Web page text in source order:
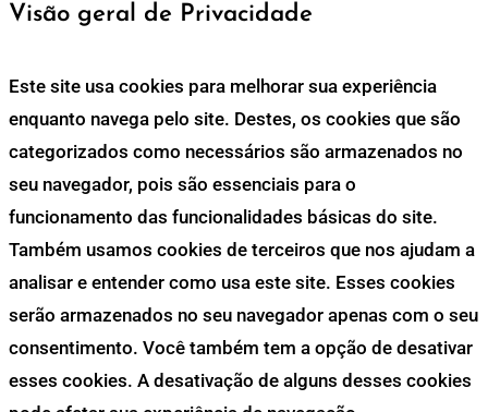
Visão geral de Privacidade
Este site usa cookies para melhorar sua experiência
enquanto navega pelo site. Destes, os cookies que são
categorizados como necessários são armazenados no
seu navegador, pois são essenciais para o
funcionamento das funcionalidades básicas do site.
Também usamos cookies de terceiros que nos ajudam a
analisar e entender como usa este site. Esses cookies
serão armazenados no seu navegador apenas com o seu
consentimento. Você também tem a opção de desativar
esses cookies. A desativação de alguns desses cookies